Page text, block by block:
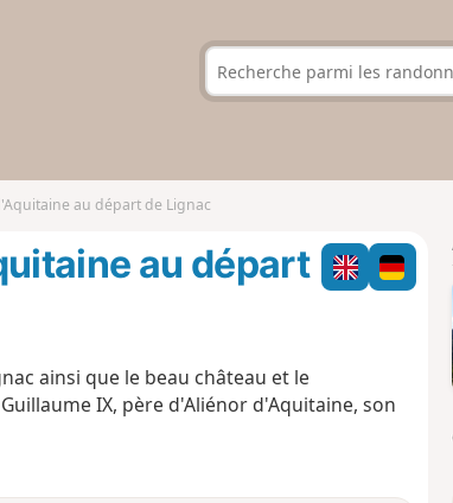
au départ de Lignac
au départ
ainsi que le beau château et le
IX, père d'Aliénor d'Aquitaine, son